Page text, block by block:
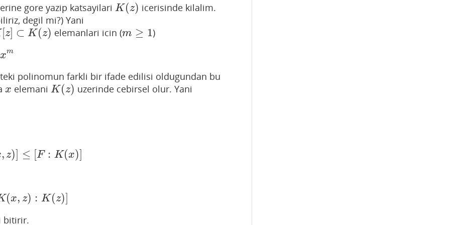
gore yazip katsayilari K(z)
K(z)
icerisinde kilalim.
degil mi?) Yani
[ z] ⊂ K (z) elemanlari icin (m ≥ 1
m≥ 1 )
xm
polinomun farkli bir ifade edilisi oldugundan bu
x
x elemani K(z)
K(z) uzerinde cebirsel olur. Yani
, z) ≤ F : K(x)
≤[F: (x)
(x, z) : K(z)]
):K(z )]
bitirir.